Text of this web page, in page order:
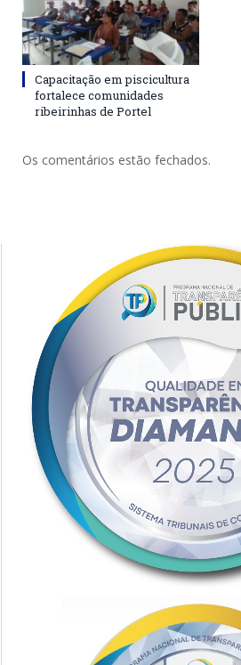
Capacitação em piscicultura
fortalece comunidades
ribeirinhas de Portel
Os comentários estão fechados.